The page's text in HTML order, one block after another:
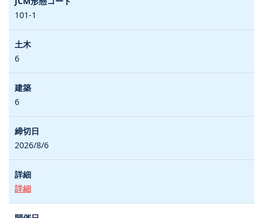
101-1
6
6
2026/8/6
詳細